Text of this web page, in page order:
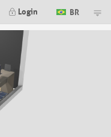
Login BR